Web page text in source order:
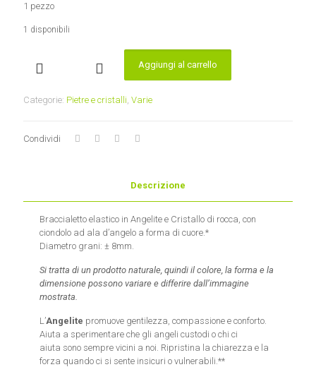
1 pezzo
1 disponibili
Braccialetto
di
quantità
Aggiungi al carrello
Categorie: Pietre e cristalli, Varie
Condividi
Descrizione
Braccialetto elastico in Angelite e Cristallo di rocca, con
ciondolo ad ala d’angelo a forma di cuore.*
Diametro grani: ± 8mm.
Si tratta di un prodotto naturale, quindi il colore, la forma e la
dimensione possono variare e differire dall’immagine
mostrata.
L’Angelite promuove gentilezza, compassione e conforto.
Aiuta a sperimentare che gli angeli custodi o chi ci
aiuta sono sempre vicini a noi. Ripristina la chiarezza e la
forza quando ci si sente insicuri o vulnerabili.**